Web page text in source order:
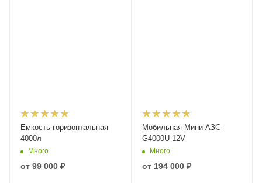
Емкость горизонтальная
4000л
Много
от 99 000 ₽
Мобильная Мини АЗС
G4000U 12V
Много
от 194 000 ₽